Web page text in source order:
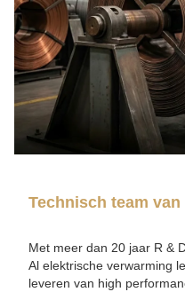
Technisch team van
Met meer dan 20 jaar R &
Al elektrische verwarming
leveren van high